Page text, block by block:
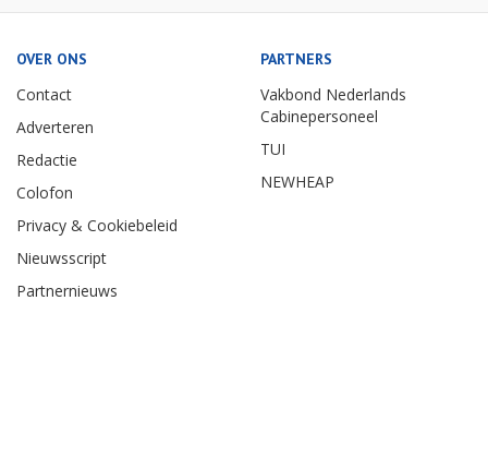
OVER ONS
Contact
Adverteren
Redactie
Colofon
Privacy & Cookiebeleid
Nieuwsscript
Partnernieuws
PARTNERS
Vakbond Nederlands
Cabinepersoneel
TUI
NEWHEAP